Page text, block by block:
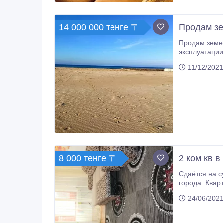
14 000 000 тенге 〒 Продам
Продам земельный
эксплуатации базы
11/12/
8 000 тенге 〒 2 ком кв
Сдаётся на
города.
Банки, аптеки, всё рядом в квартире есть всё необходимое: сплит система, стиральная машина автомат, микроволновка ,
24/06/